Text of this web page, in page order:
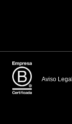
Aviso Legal